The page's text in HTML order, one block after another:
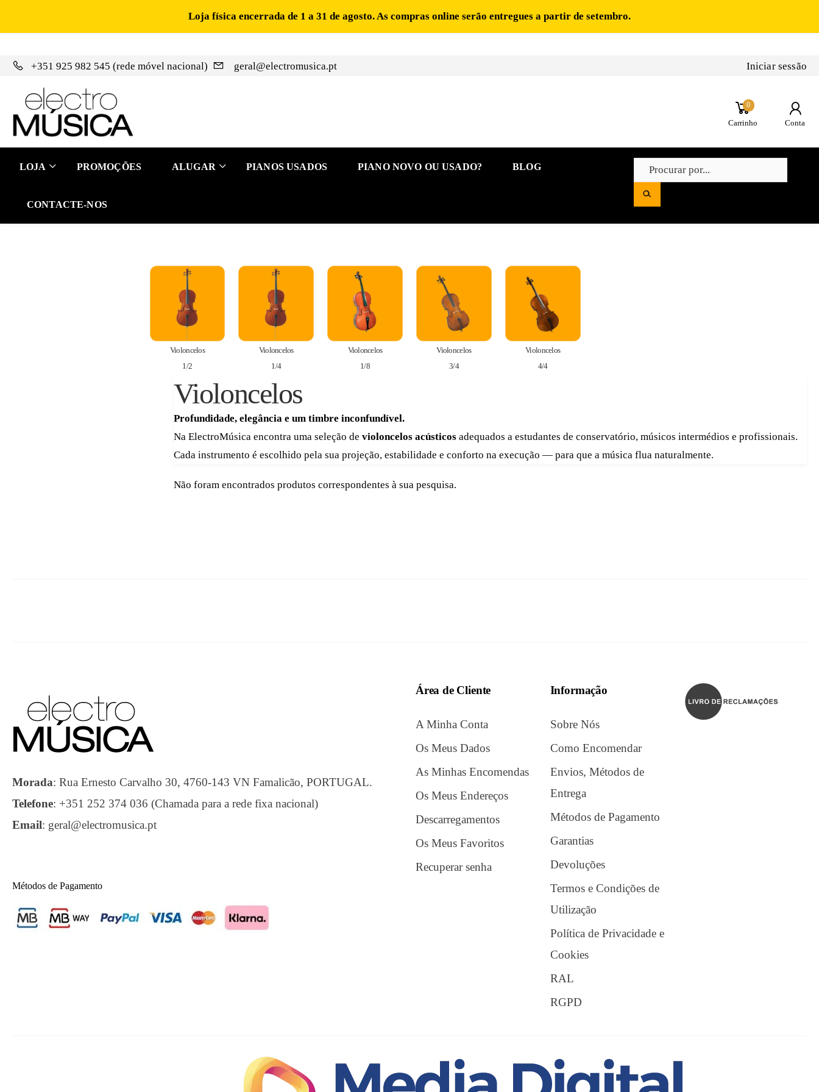
Loja física encerrada de 1 a 31 de agosto. As compras online serão entregues a partir de setembro.
+351 925 982 545 (rede móvel nacional) geral@electromusica.pt Iniciar sessão
0
Carrinho Conta
LOJA PROMOÇÕES ALUGAR PIANOS USADOS PIANO NOVO OU USADO? BLOG
CONTACTE-NOS
Violoncelos
1/2
Violoncelos
1/4
Violoncelos
1/8
Violoncelos
3/4
Violoncelos
4/4
Violoncelos
Profundidade, elegância e um timbre inconfundível.
Na ElectroMúsica encontra uma seleção de violoncelos acústicosadequados a estudantes de conservatório, músicos intermédios e profissionais.
Cada instrumento é escolhido pela sua projeção, estabilidade e conforto na execução — para que a música flua naturalmente.
Não foram encontrados produtos correspondentes à sua pesquisa.
Morada: Rua Ernesto Carvalho 30, 4760-143 VN Famalicão, PORTUGAL.
Telefone: +351 252 374 036 (Chamada para a rede fixa nacional)
Email: geral@electromusica.pt
Métodos de Pagamento
Área de Cliente
A Minha Conta
Os Meus Dados
As Minhas Encomendas
Os Meus Endereços
Descarregamentos
Os Meus Favoritos
Recuperar senha
Informação
Sobre Nós
Como Encomendar
Envios, Métodos de
Entrega
Métodos de Pagamento
Garantias
Devoluções
Termos e Condições de
Utilização
Política de Privacidade e
Cookies
RAL
RGPD